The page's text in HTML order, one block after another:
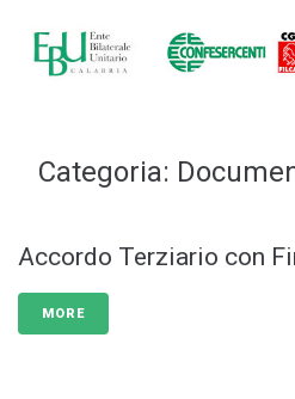
content
Categoria:
Accordo Terziario con
MORE